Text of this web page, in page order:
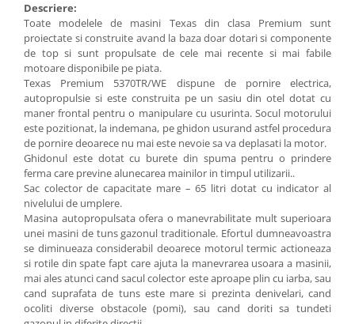
Accesorii utilaje agricole
Pachete motocultoare
Minitractoare
Vehicule utilitare
Curte si gradina
Masini de tuns gazon
Aparate de spalat cu presiune
Foarfece gard viu
Freze de zapada
Despicatoare busteni
Ingrijire gazon
Motocoase
Motoferastraie
Descriere:
Toate modelele de masini Texas din clasa Premium sunt
proiectate si construite avand la baza doar dotari si componente
de top si sunt propulsate de cele mai recente si mai fabile
motoare disponibile pe piata.
Texas Premium 5370TR/WE dispune de pornire electrica,
autopropulsie si este construita pe un sasiu din otel dotat cu
maner frontal pentru o manipulare cu usurinta. Socul motorului
este pozitionat, la indemana, pe ghidon usurand astfel procedura
de pornire deoarece nu mai este nevoie sa va deplasati la motor.
Ghidonul este dotat cu burete din spuma pentru o prindere
ferma care previne alunecarea mainilor in timpul utilizarii..
Sac colector de capacitate mare – 65 litri dotat cu indicator al
nivelului de umplere.
Masina autopropulsata ofera o manevrabilitate mult superioara
unei masini de tuns gazonul traditionale. Efortul dumneavoastra
se diminueaza considerabil deoarece motorul termic actioneaza
si rotile din spate fapt care ajuta la manevrarea usoara a masinii,
mai ales atunci cand sacul colector este aproape plin cu iarba, sau
cand suprafata de tuns este mare si prezinta denivelari, cand
ocoliti diverse obstacole (pomi), sau cand doriti sa tundeti